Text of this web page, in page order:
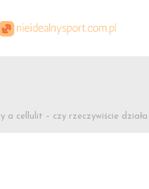
a cellulit – czy rzeczywiście